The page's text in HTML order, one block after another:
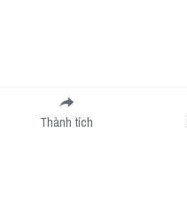
Submit
Thành tích